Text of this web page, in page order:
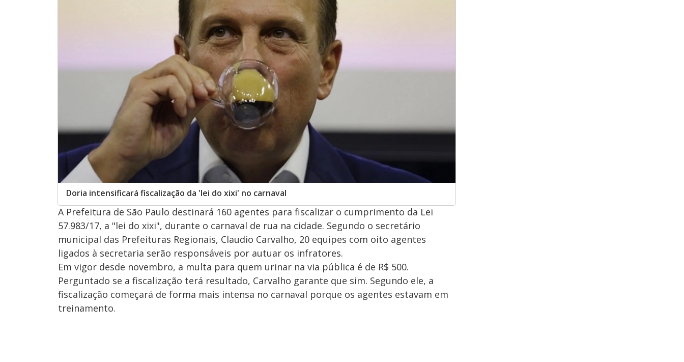
Doria intensificará fiscalização da 'lei do xixi' no carnaval
A Prefeitura de São Paulo destinará 160 agentes para fiscalizar o cumprimento da Lei
57.983/17, a "lei do xixi", durante o carnaval de rua na cidade. Segundo o secretário
municipal das Prefeituras Regionais, Claudio Carvalho, 20 equipes com oito agentes
ligados à secretaria serão responsáveis por autuar os infratores.
Em vigor desde novembro, a multa para quem urinar na via pública é de R$ 500.
Perguntado se a fiscalização terá resultado, Carvalho garante que sim. Segundo ele, a
fiscalização começará de forma mais intensa no carnaval porque os agentes estavam em
treinamento.